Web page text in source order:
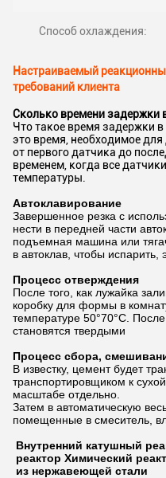
Способ охлаждения:
Настраиваемый
требований клиента
Сколько времени задержки
Что такое время задержки
это время, необходимое
от первого датчика до
временем, когда все
температуры.
Автоклавирование
Завершенное резка с
нести в передней части
подъемная машина или
в автоклав, чтобы испарить,
Процесс отверждения
После того, как лужайка
коробку для формы в
температуре 50°70°C.
становятся твердыми
Процесс сбора,
В известку, цемент будет
транспортировщиком к
масштабе отдельно.
Затем в автоматическую
помещенные в смеситель,
Внутренний катушный
реактор Химический
из нержавеющей стали